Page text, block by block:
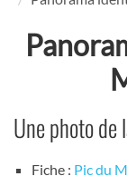
Une photo de
Fiche : Pic du